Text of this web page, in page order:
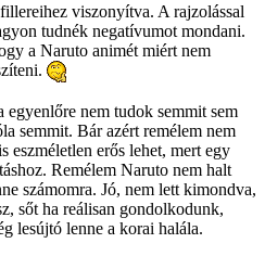
viszonyítva. A rajzolással
tudnék negatívumot mondani.
a Naruto animét miért nem
nem tudok semmit sem
semmit. Bár azért remélem nem
eszméletlen erős lehet, mert egy
Remélem Naruto nem halt
számomra. Jó, nem lett kimondva,
sőt ha reálisan gondolkodunk,
lesújtó lenne a korai halála.